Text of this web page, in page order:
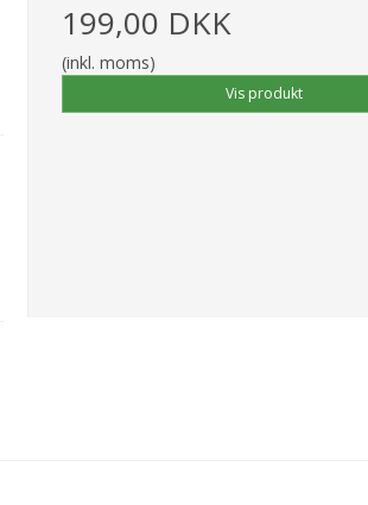
199,00 DKK
(inkl. moms)
Vis produkt